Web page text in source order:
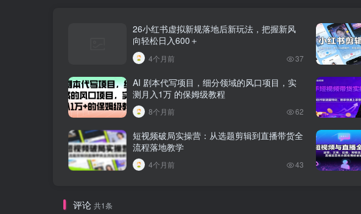
26小红书虚拟新规落地后新玩法，把握新风
向轻松日入600＋
4个月前 37
AI 剧本代写项目，细分领域的风口项目，实
测月入1万 的保姆级教程
8个月前 62
短视频破局实操营：从选题剪辑到直播带货全
流程落地教学
4个月前 43
评论 共1条